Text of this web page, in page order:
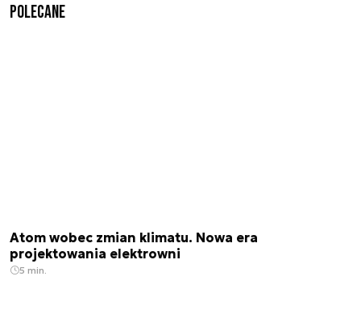
Polecane
Atom wobec zmian klimatu. Nowa era
projektowania elektrowni
5 min.